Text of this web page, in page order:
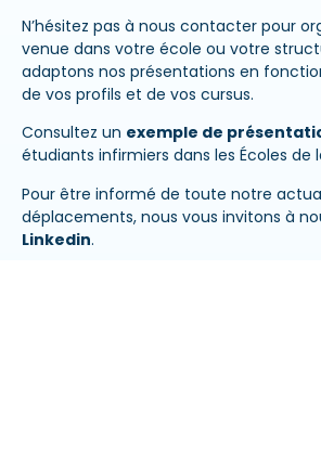
N’hésitez pas à nous contacter pour
venue dans votre école ou votre
adaptons nos présentations en
de vos profils et de vos cursus.
Consultez un exemple de
étudiants infirmiers dans les Écoles de
Pour être informé de toute notre
déplacements, nous vous invitons à
Linkedin.